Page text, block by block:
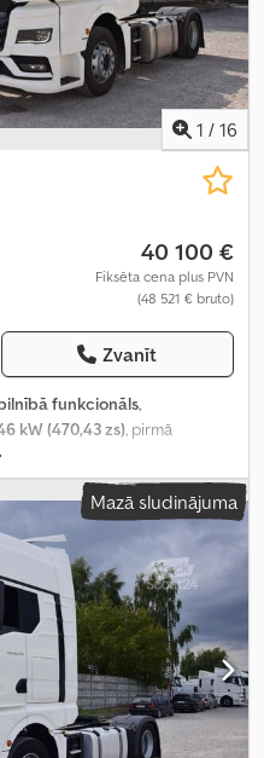
1 / 16
40 100 €
Fiksēta cena plus PVN
(48 521 € bruto)
Zvanīt
funkcionāls,
kW (470,43 zs) , pirmā
4x2, riteņu bāze:390 mm, krāsa:
, emisijas klase:Euro 6,
6 , dzinēja tilpums: 12 419 cm³
pilna apkope vēsture,
Mazā sludinājuma